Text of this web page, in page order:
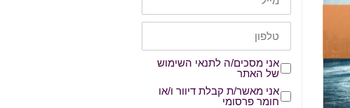
טלפון
אני מסכים/ה לתנאי השימוש של האתר
אני מסכים/ה לתנאי השימוש
של האתר
אני מאשר/ת קבלת דיוור ו/או חומר פרסומי
אני מאשר/ת קבלת דיוור ו/או
חומר פרסומי